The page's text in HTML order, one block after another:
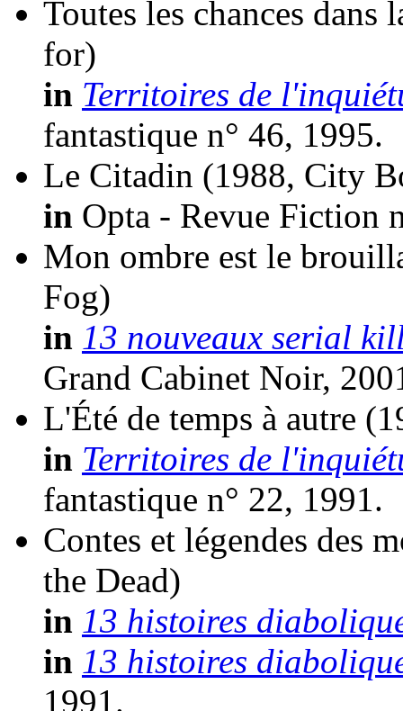
Toutes les chances dans
for)
in Territoires de
fantastique n° 46, 1995.
Le Citadin (1988, City
in Opta - Revue Fiction
Mon ombre est le
Fog)
in 13 nouveaux serial
Grand Cabinet Noir,
L'Été de temps à autre
in Territoires de
fantastique n° 22, 1991.
Contes et légendes des
the Dead)
in 13 histoires
in 13 histoires
1991.